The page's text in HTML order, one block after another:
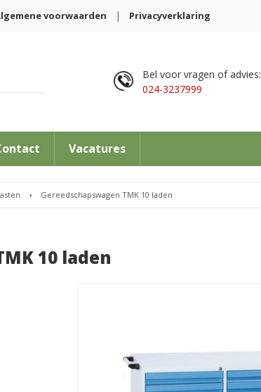
voorwaarden Privacyverklaring
Bel voor vragen of advies:
024-3237999
Vacatures
› Gereedschapswagen TMK 10 laden
10 laden